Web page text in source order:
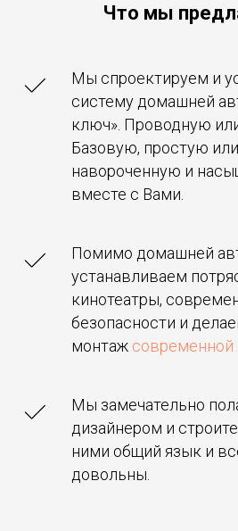
Что мы
Мы спроектируем и
систему домашней
ключ». Проводную
Базовую, простую
навороченную и
вместе с Вами.
Помимо домашней
устанавливаем
кинотеатры,
безопасности и
монтаж современной
Мы замечательно
дизайнером и
ними общий язык и
довольны.